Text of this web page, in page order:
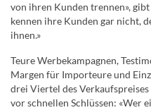
von ihren Kunden trennen»,
kennen ihre Kunden gar nicht,
ihnen.»
Teure Werbekampagnen,
Margen für Importeure und
drei Viertel des
vor schnellen Schlüssen: «Wer